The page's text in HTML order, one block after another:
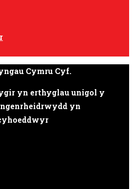
Cymru Cyf.
yn erthyglau unigol y
yn